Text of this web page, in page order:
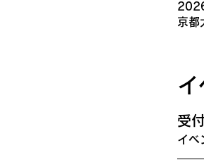
京都
イ
受
イベ